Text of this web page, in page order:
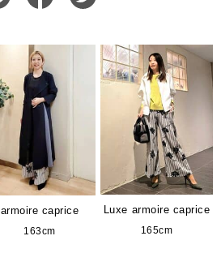
armoire caprice
163cm
Luxe armoire caprice
165cm